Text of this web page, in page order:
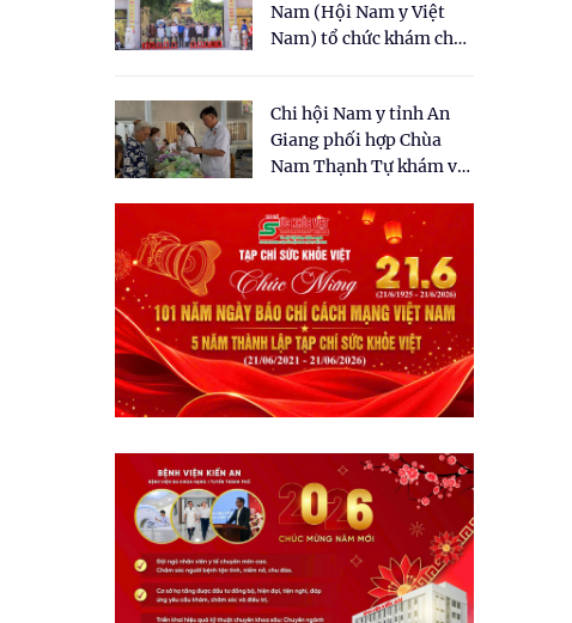
Nam (Hội Nam y Việt
Nam) tổ chức khám chữa
dân tại xã Tân Tập
Chi hội Nam y tỉnh An
Giang phối hợp Chùa
Nam Thạnh Tự khám và
nhân dân